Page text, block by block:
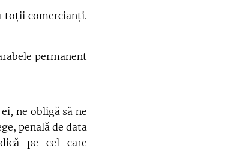
toții comercianți.
permanent
ne obligă să ne
penală de data
pe cel care